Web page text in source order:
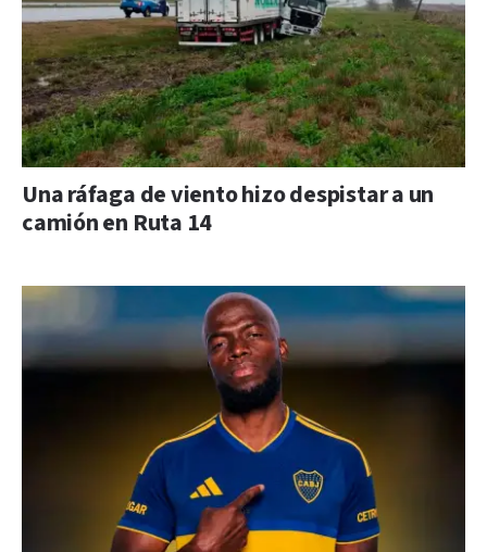
Una ráfaga de viento hizo despistar a un
camión en Ruta 14